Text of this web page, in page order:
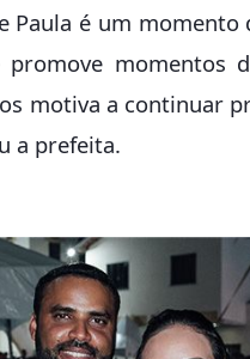
Paula é um
momentos
motiva a continuar
a prefeita.